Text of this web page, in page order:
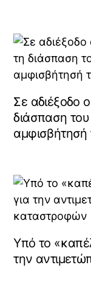
Σε αδιέξοδο
διάσπαση
αμφισβήτησή
Υπό το
την